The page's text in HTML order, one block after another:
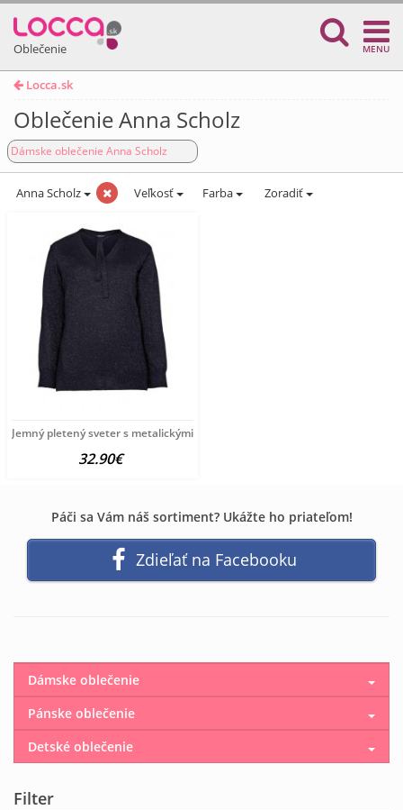
Oblečenie MENU
Locca.sk
Oblečenie Anna Scholz
Dámske oblečenie Anna Scholz
Anna Scholz Veľkosť Farba Zoradiť
Jemný pletený sveter s metalickými vláknami, čierna
32.90€
Páči sa Vám náš sortiment? Ukážte ho priateľom!
Zdieľať na Facebooku
Dámske oblečenie
Pánske oblečenie
Detské oblečenie
Filter